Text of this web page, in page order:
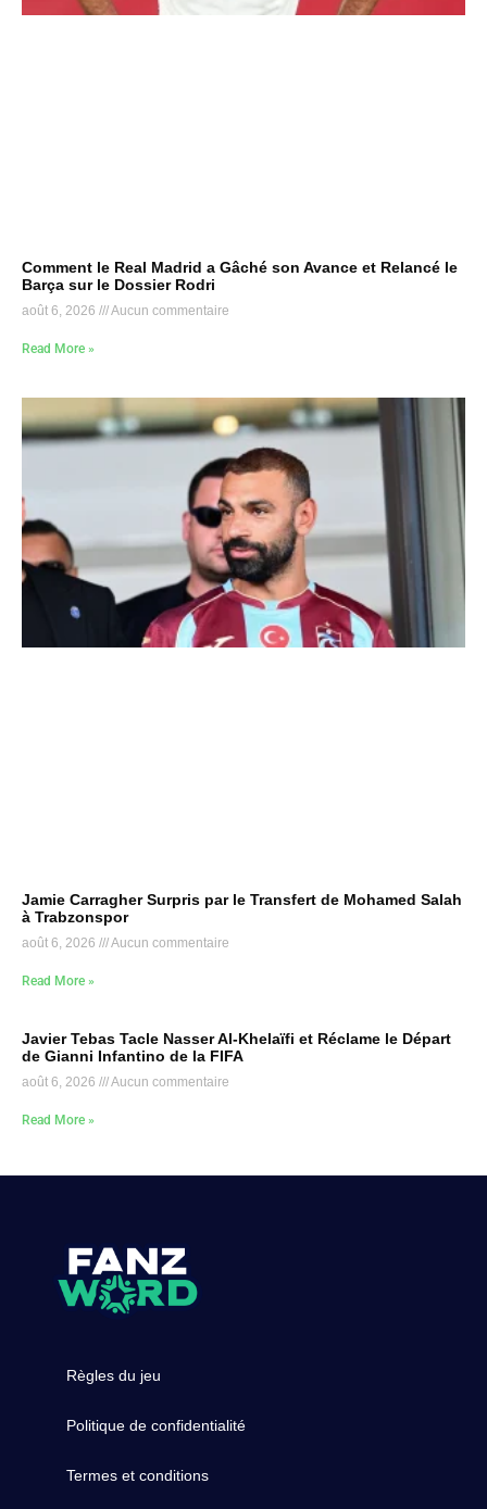
Comment le Real Madrid a Gâché son Avance et Relancé le
Barça sur le Dossier Rodri
août 6, 2026 Aucun commentaire
Read More »
Jamie Carragher Surpris par le Transfert de Mohamed Salah
à Trabzonspor
août 6, 2026 Aucun commentaire
Read More »
Javier Tebas Tacle Nasser Al-Khelaïfi et Réclame le Départ
de Gianni Infantino de la FIFA
août 6, 2026 Aucun commentaire
Read More »
Règles du jeu
Politique de confidentialité
Termes et conditions